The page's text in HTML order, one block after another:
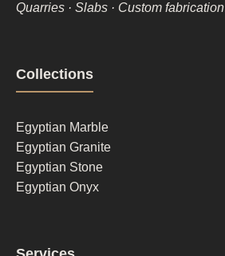
Quarries · Slabs · Custom fabrication
Footer
column
1
Collections
Egyptian Marble
Egyptian Granite
Egyptian Stone
Egyptian Onyx
Footer